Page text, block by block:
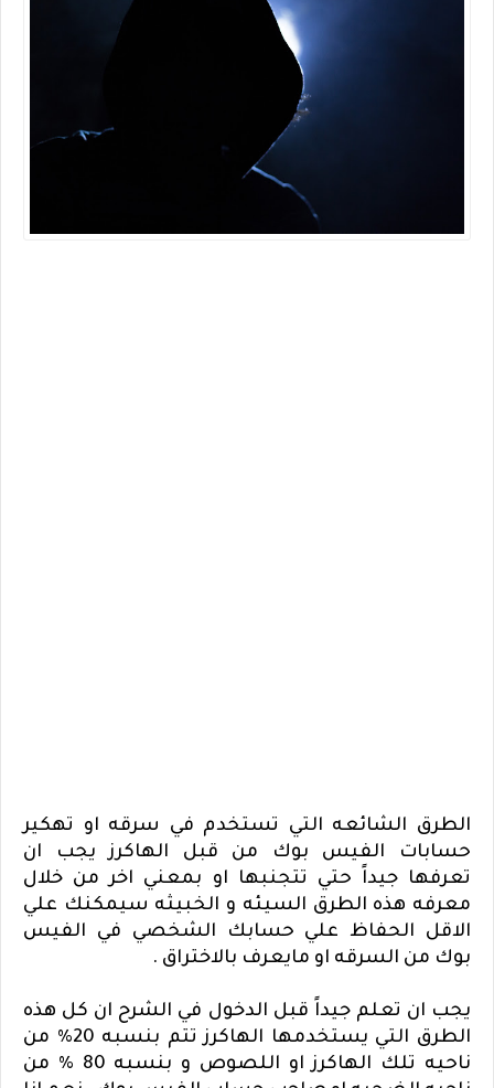
الطرق الشائعه التي تستخدم في سرقه او تهكير
حسابات الفيس بوك من قبل الهاكرز يجب ان
تعرفها جيداً حتي تتجنبها او بمعني اخر من خلال
معرفه هذه الطرق السيئه و الخبيثه سيمكنك علي
الاقل الحفاظ علي حسابك الشخصي في الفيس
بوك من السرقه او مايعرف بالاختراق .
يجب ان تعلم جيداً قبل الدخول في الشرح ان كل هذه
الطرق التي يستخدمها الهاكرز تتم بنسبه 20% من
ناحيه تلك الهاكرز او اللصوص و بنسبه 80 % من